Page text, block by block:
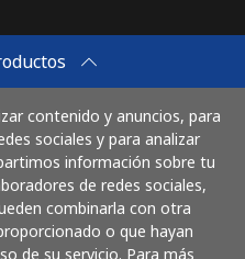
contenido y anuncios, para
sociales y para analizar
información sobre tu
de redes sociales,
combinarla con otra
o que hayan
de su servicio. Para más
con